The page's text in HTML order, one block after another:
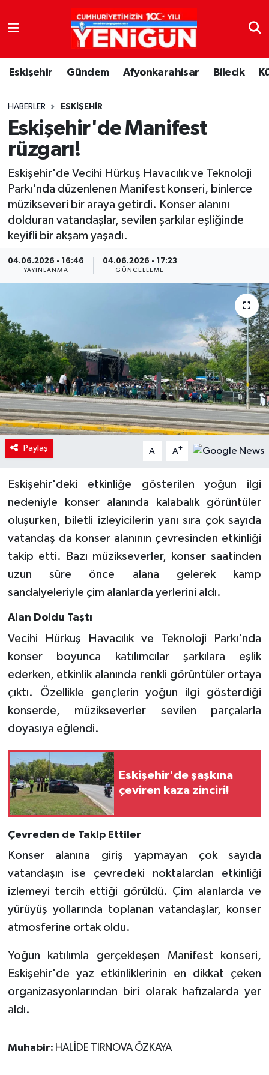
Eskişehir Gündem Afyonkarahisar Bilecik
HABERLER ESKIŞEHIR
Eskişehir'de Manifest
rüzgarı!
Eskişehir'de Vecihi Hürkuş Havacılık ve Teknoloji
Parkı'nda düzenlenen Manifest konseri, binlerce
müzikseveri bir araya getirdi. Konser alanını
dolduran vatandaşlar, sevilen şarkılar eşliğinde
keyifli bir akşam yaşadı.
04.06.2026 - 16:46
YAYINLANMA
04.06.2026 - 17:23
GÜNCELLEME
Paylaş A- A+
Eskişehir'deki etkinliğe gösterilen yoğun ilgi
nedeniyle konser alanında kalabalık görüntüler
oluşurken, biletli izleyicilerin yanı sıra çok sayıda
vatandaş da konser alanının çevresinden etkinliği
takip etti. Bazı müzikseverler, konser saatinden
uzun süre önce alana gelerek kamp
sandalyeleriyle çim alanlarda yerlerini aldı.
Alan Doldu Taştı
Vecihi Hürkuş Havacılık ve Teknoloji Parkı'nda
konser boyunca katılımcılar şarkılara eşlik
ederken, etkinlik alanında renkli görüntüler ortaya
çıktı. Özellikle gençlerin yoğun ilgi gösterdiği
konserde, müzikseverler sevilen parçalarla
doyasıya eğlendi.
Eskişehir'de şaşkına
çeviren kaza zinciri!
Çevreden de Takip Ettiler
Konser alanına giriş yapmayan çok sayıda
vatandaşın ise çevredeki noktalardan etkinliği
izlemeyi tercih ettiği görüldü. Çim alanlarda ve
yürüyüş yollarında toplanan vatandaşlar, konser
atmosferine ortak oldu.
Yoğun katılımla gerçekleşen Manifest konseri,
Eskişehir'de yaz etkinliklerinin en dikkat çeken
organizasyonlarından biri olarak hafızalarda yer
aldı.
Muhabir: HALİDE TIRNOVA ÖZKAYA
Nöbetçi Eczaneler
Hava Durumu
Trafik Durumu
Süper Lig Puan Durumu ve Fikstür
Tüm Manşetler
Son Dakika Haberleri
Haber Arşivi